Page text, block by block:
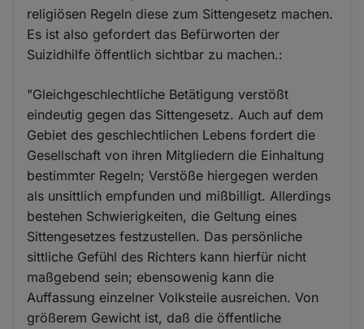
religiösen Regeln diese zum Sittengesetz machen.
Es ist also gefordert das Befürworten der
Suizidhilfe öffentlich sichtbar zu machen.:
"Gleichgeschlechtliche Betätigung verstößt
eindeutig gegen das Sittengesetz. Auch auf dem
Gebiet des geschlechtlichen Lebens fordert die
Gesellschaft von ihren Mitgliedern die Einhaltung
bestimmter Regeln; Verstöße hiergegen werden
als unsittlich empfunden und mißbilligt. Allerdings
bestehen Schwierigkeiten, die Geltung eines
Sittengesetzes festzustellen. Das persönliche
sittliche Gefühl des Richters kann hierfür nicht
maßgebend sein; ebensowenig kann die
Auffassung einzelner Volksteile ausreichen. Von
größerem Gewicht ist, daß die öffentliche